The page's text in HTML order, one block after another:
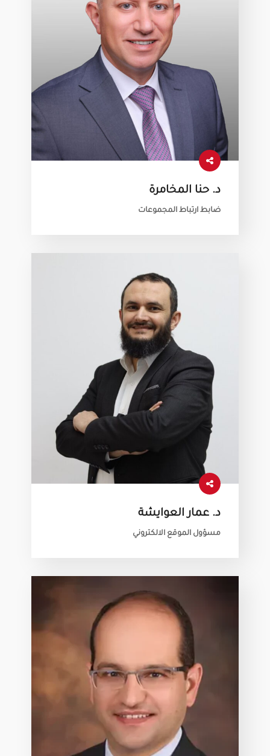
د. حنا المخامرة
ضابط ارتباط المجموعات
د. عمار العوايشة
مسؤول الموقع الالكتروني